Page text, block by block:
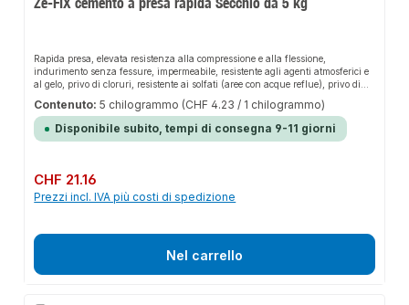
Rapida presa, elevata resistenza alla compressione e alla flessione,
indurimento senza fessure, impermeabile, resistente agli agenti atmosferici e
al gelo, privo di cloruri, resistente ai solfati (aree con acque reflue), privo di
cromati.Vantaggi di lavorazionePuò essere lavoratodopo 5 minuti, senza tempi
di attesa fino alla fase di lavoro successiva, facile da lavorare senza primer o
collante, estremamente rapido, uso universale, utilizzabile in interni ed
esterni.Campi di applicazioneInserimento ditasselli per elementi prefabbricati,
riempimento di difetti, fori e crepe, sigillatura di aree di scarico, sigillatura di
infiltrazioni d'acqua, fissaggio di canaline vuote e scatole da incasso, fusione
di pezzi stampati propri, livellamento di superfici irregolari, impostazione di
Contenuto:5 chilogrammo (CHF 4.23 / 1 chilogrammo)
Disponibile subito, tempi di consegna 9-11 giorni
Prezzo normale:
CHF 21.16
Prezzi incl. IVA più costi di spedizione
Nel carrello